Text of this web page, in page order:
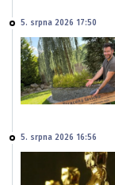
5. srpna 2026 17:50
5. srpna 2026 16:56